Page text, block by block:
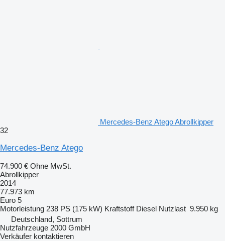
Mercedes-Benz Atego Abrollkipper
32
Mercedes-Benz Atego
74.900 € Ohne MwSt.
Abrollkipper
2014
77.973 km
Euro 5
Motorleistung 238 PS (175 kW) Kraftstoff Diesel Nutzlast 9.950 kg
Deutschland, Sottrum
Nutzfahrzeuge 2000 GmbH
Verkäufer kontaktieren